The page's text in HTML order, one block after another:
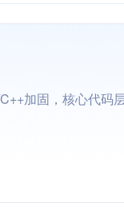
加固，核心代码